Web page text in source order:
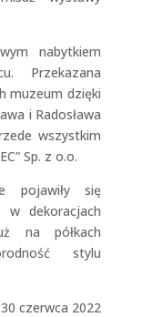
nabytkiem
Przekazana
muzeum dzięki
i Radosława
wszystkim
Sp. z o.o.
pojawiły się
dekoracjach
na półkach
stylu
czerwca 2022